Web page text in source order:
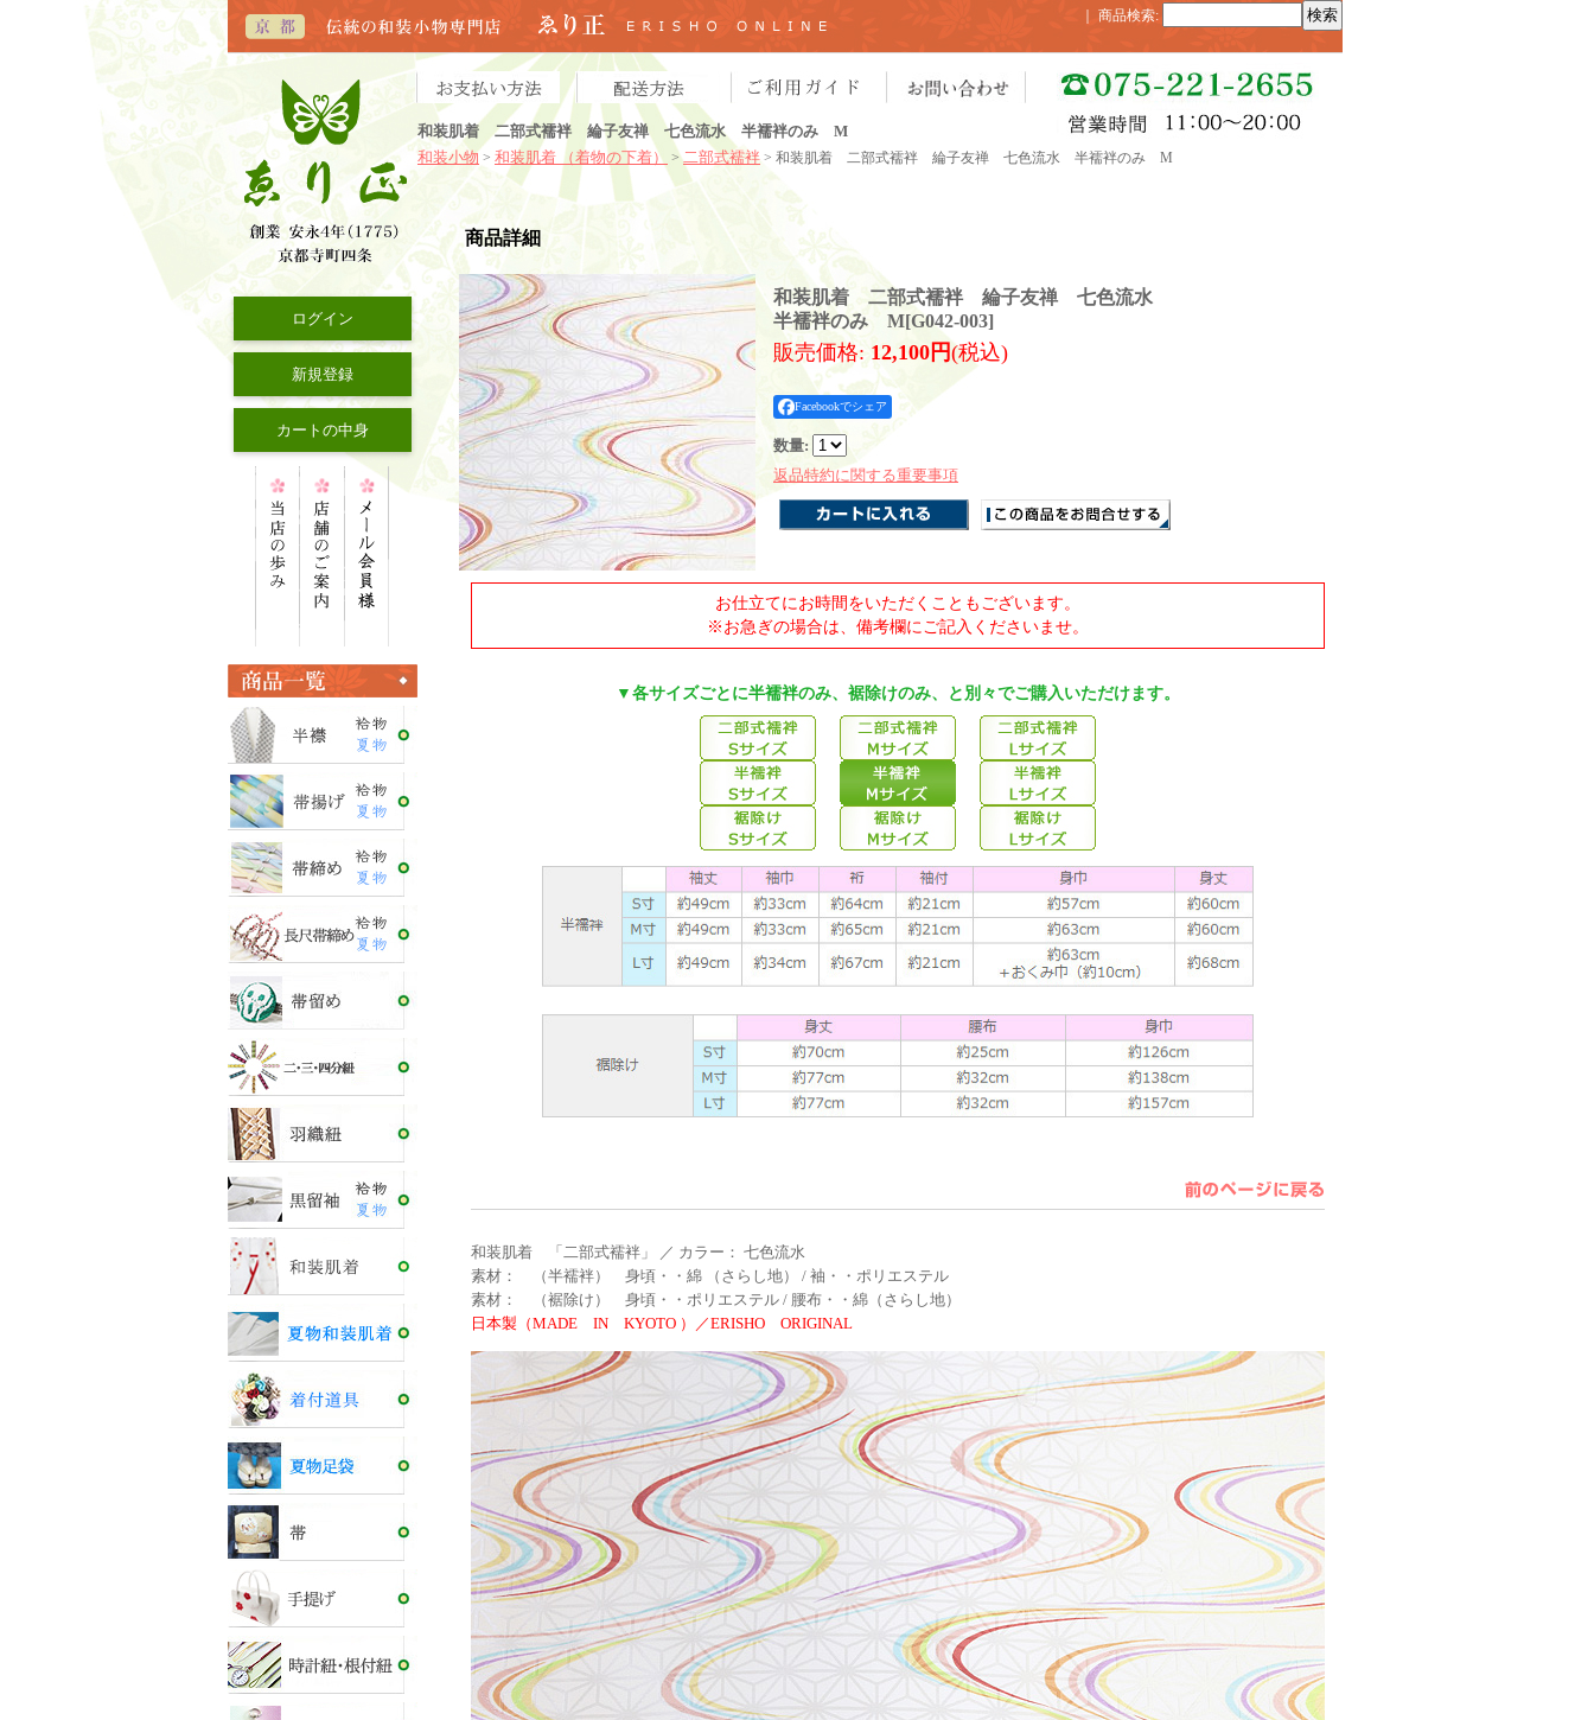
和装肌着 二部式襦袢 綸子友禅 七色流水 半襦袢のみ M
和装小物 > 和装肌着 （着物の下着） >二部式襦袢 > 和装肌着 二部式襦袢 綸子友禅 七色流水 半襦袢のみ M
商品検索:
ログイン
新規登録
カートの中身
商品詳細
和装肌着 二部式襦袢 綸子友禅 七色流水
半襦袢のみ M[G042-003]
販売価格: 12,100円(税込)
Facebookでシェア
数量:
返品特約に関する重要事項
お仕立てにお時間をいただくこともございます。
※お急ぎの場合は、備考欄にご記入くださいませ。
▼各サイズごとに半襦袢のみ、裾除けのみ、と別々でご購入いただけます。
和装肌着 「二部式襦袢」 ／ カラー： 七色流水
素材： （半襦袢） 身頃・・綿 （さらし地） / 袖・・ポリエステル
素材： （裾除け） 身頃・・ポリエステル / 腰布・・綿（さらし地）
日本製（MADE IN KYOTO ）／ERISHO ORIGINAL